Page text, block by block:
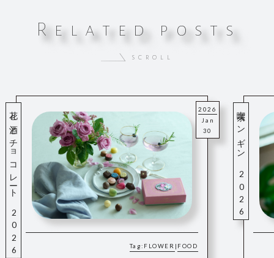
R e l a t e d p o s t s
scroll
2026
Jan
30
花と酒とチョコレート 2026 Tag: FLOWER | FOOD
喫茶ペンギン 2026